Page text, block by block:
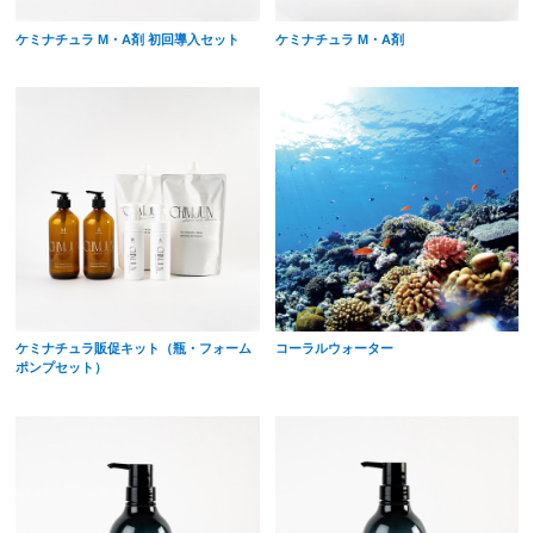
ケミナチュラ M・A剤 初回導入セット ケミナチュラ M・A剤
ケミナチュラ販促キット（瓶・フォーム
ポンプセット）
コーラルウォーター